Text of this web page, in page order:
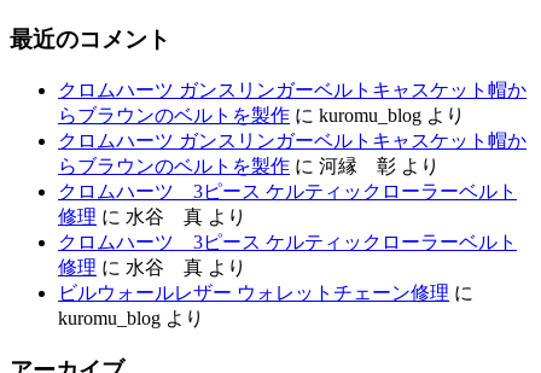
最近のコメント
クロムハーツ ガンスリンガーベルトキャスケット帽か
らブラウンのベルトを製作 に kuromu_blog より
クロムハーツ ガンスリンガーベルトキャスケット帽か
らブラウンのベルトを製作 に 河縁 彰 より
クロムハーツ 3ピース ケルティックローラーベルト
修理 に 水谷 真 より
クロムハーツ 3ピース ケルティックローラーベルト
修理 に 水谷 真 より
ビルウォールレザー ウォレットチェーン修理 に
kuromu_blog より